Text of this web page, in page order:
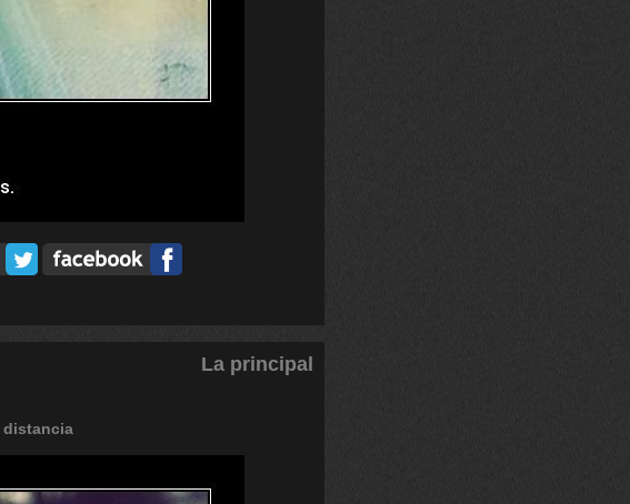
La principal
distancia